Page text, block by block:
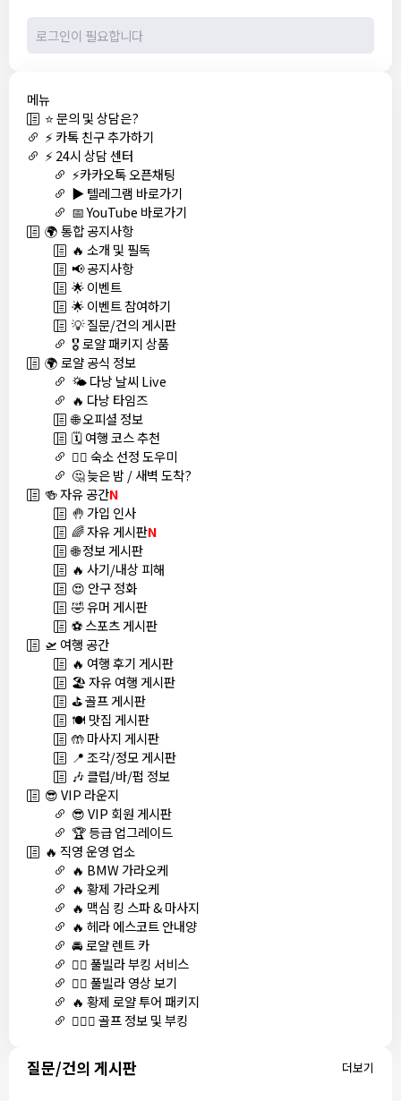
메뉴
⭐ 문의 및 상담은?
⚡ 카톡 친구 추가하기
⚡ 24시 상담 센터
⚡카카오톡 오픈채팅
▶️ 텔레그램 바로가기
📅 YouTube 바로가기
🌍 통합 공지사항
🔥 소개 및 필독
📢 공지사항
🌟 이벤트
🌟 이벤트 참여하기
💡 질문/건의 게시판
🎖️ 로얄 패키지 상품
🌍 로얄 공식 정보
🌤️ 다낭 날씨 Live
🔥 다낭 타임즈
🌐 오피셜 정보
🗓️ 여행 코스 추천
🏊‍♀️ 숙소 선정 도우미
🤔 늦은 밤 / 새벽 도착?
🍻 자유 공간N
🤚 가입 인사
🌈 자유 게시판N
🌐 정보 게시판
🔥 사기/내상 피해
😍 안구 정화
🤣 유머 게시판
⚽ 스포츠 게시판
🛫 여행 공간
🔥 여행 후기 게시판
🏖️ 자유 여행 게시판
⛳ 골프 게시판
🍽️ 맛집 게시판
🤲 마사지 게시판
📍 조각/정모 게시판
🎶 클럽/바/펍 정보
😎 VIP 라운지
😎 VIP 회원 게시판
🏆 등급 업그레이드
🔥 직영 운영 업소
🔥 BMW 가라오케
🔥 황제 가라오케
🔥 맥심 킹 스파 & 마사지
🔥 헤라 에스코트 안내양
🚘 로얄 렌트 카
🏊‍♀️ 풀빌라 부킹 서비스
🏊‍♀️ 풀빌라 영상 보기
🔥 황제 로얄 투어 패키지
🏌🏻‍♂️ 골프 정보 및 부킹
질문/건의 게시판 더보기